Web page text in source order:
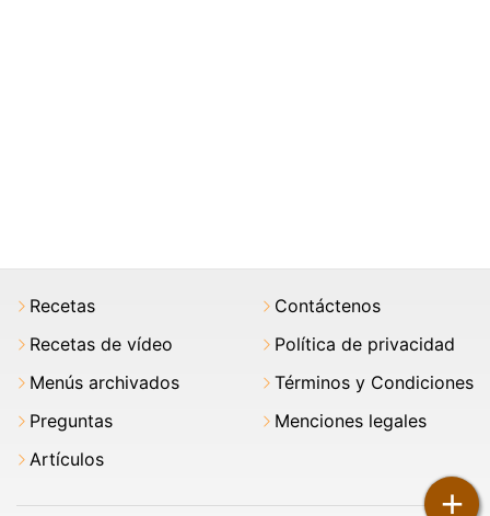
+
Recetas
Recetas de vídeo
Menús archivados
Preguntas
Artículos
Contáctenos
Política de privacidad
Términos y Condiciones
Menciones legales